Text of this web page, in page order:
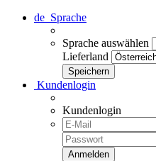
de Sprache
Sprache auswählen
Lieferland
Kundenlogin
Kundenlogin